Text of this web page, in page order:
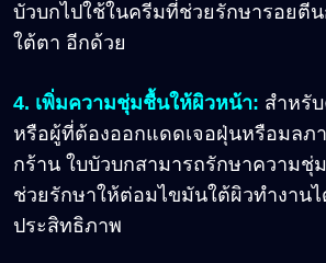
บัวบกไปใช้ในครีมที่ช่วยรักษารอยตีน
ใต้ตา อีกด้วย
4. เพิ่มความชุ่มชื้นให้ผิวหน้า: สำหรั
หรือผู้ที่ต้องออกแดดเจอฝุ่นหรือมลภ
กร้าน ใบบัวบกสามารถรักษาความชุ่
ช่วยรักษาให้ต่อมไขมันใต้ผิวทำงาน
ประสิทธิภาพ